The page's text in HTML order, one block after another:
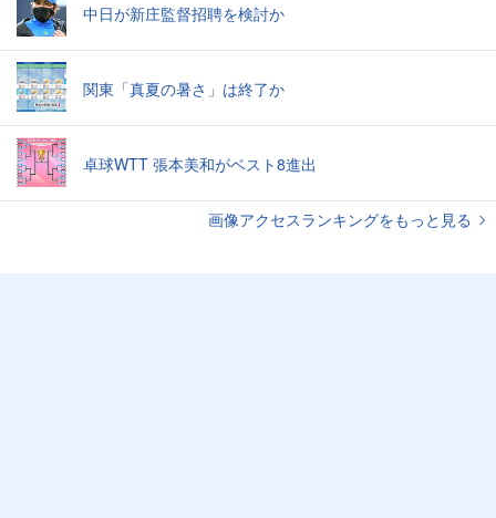
中日が新庄監督招聘を検討か
関東「真夏の暑さ」は終了か
卓球WTT 張本美和がベスト8進出
画像アクセスランキングをもっと見る